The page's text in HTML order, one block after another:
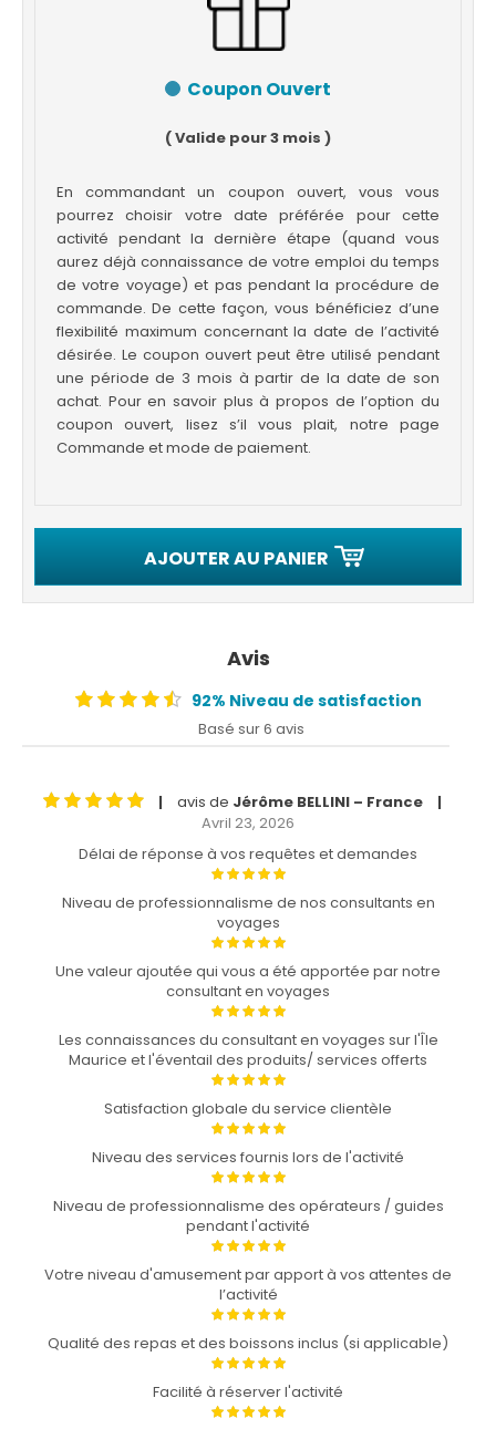
Coupon Ouvert
( Valide pour 3 mois )
En commandant un coupon ouvert, vous vous
pourrez choisir votre date préférée pour cette
activité pendant la dernière étape (quand vous
aurez déjà connaissance de votre emploi du temps
de votre voyage) et pas pendant la procédure de
commande. De cette façon, vous bénéficiez d’une
flexibilité maximum concernant la date de l’activité
désirée. Le coupon ouvert peut être utilisé pendant
une période de 3 mois à partir de la date de son
achat. Pour en savoir plus à propos de l’option du
coupon ouvert, lisez s’il vous plait, notre page
Commande et mode de paiement.
AJOUTER AU PANIER
Avis
92% Niveau de satisfaction
Basé sur 6 avis
| avis de Jérôme BELLINI – France |
Avril 23, 2026
Délai de réponse à vos requêtes et demandes
Niveau de professionnalisme de nos consultants en
voyages
Une valeur ajoutée qui vous a été apportée par notre
consultant en voyages
Les connaissances du consultant en voyages sur l'Île
Maurice et l'éventail des produits/ services offerts
Satisfaction globale du service clientèle
Niveau des services fournis lors de l'activité
Niveau de professionnalisme des opérateurs / guides
pendant l'activité
Votre niveau d'amusement par apport à vos attentes de
l’activité
Qualité des repas et des boissons inclus (si applicable)
Facilité à réserver l'activité